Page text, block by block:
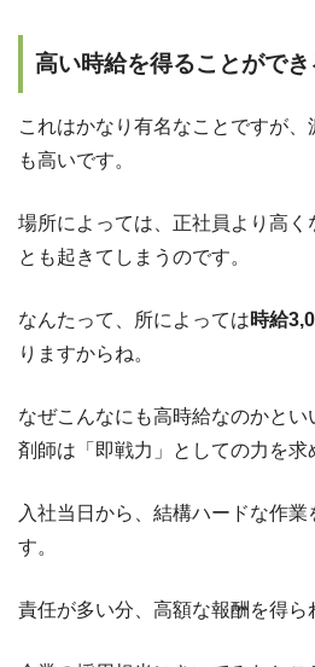
高い時給を得ることがで
これはかなり有名なことですが
も高いです。
場所によっては、正社員より高く
とも起きてしまうのです。
なんたって、所によっては時給
りますからね。
なぜこんなにも高時給なのかと
剤師は「即戦力」としての力を求
入社当日から、結構ハードな作業
す。
責任が多い分、高額な報酬を得ら